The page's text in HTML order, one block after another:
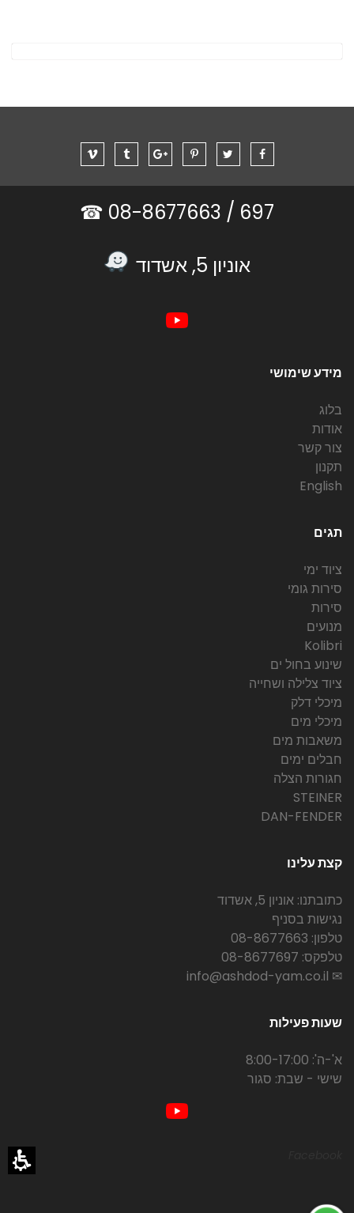
697 /
אוניון 5, אשדוד
מידע שימושי
בלוג
אודות
צור קשר
תקנון
English
תגים
ציוד ימי
סירות גומי
סירות
מנועים
Kolibri
שינוע בחול ים
ציוד צלילה ושחייה
מיכלי דלק
מיכלי מים
משאבות מים
חבלים ימים
חגורות הצלה
STEINER
DAN-FENDER
קצת עלינו
כתובתנו: אוניון 5, אשדוד
נגישות בסניף
טלפון: 08-8677663
טלפקס: 08-8677697
✉ info@ashdod-yam.co.il
שעות פעילות
א'-ה': 8:00-17:00
שישי - שבת: סגור